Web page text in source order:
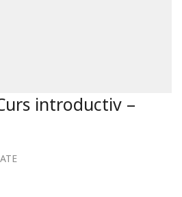
introductiv –